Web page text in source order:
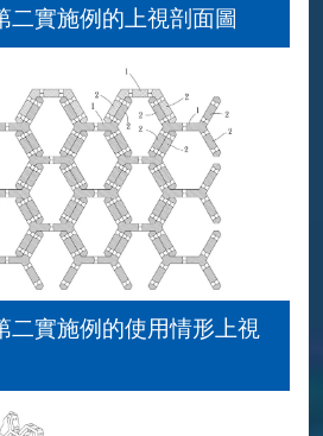
二實施例的上視剖面圖
二實施例的使用情形上視